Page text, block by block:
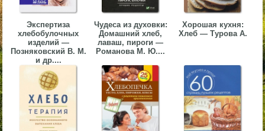
Экспертиза
хлебобулочных
изделий —
Позняковский В. М.
и др....
Чудеса из духовки:
Домашний хлеб,
лаваш, пироги —
Романова М. Ю....
Хорошая кухня:
Хлеб — Турова А.
▼
▼